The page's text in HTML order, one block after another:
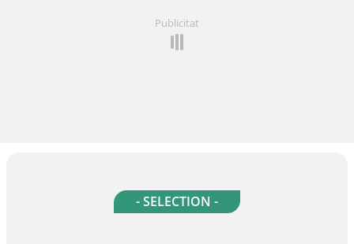
Publicitat
- SELECTION -